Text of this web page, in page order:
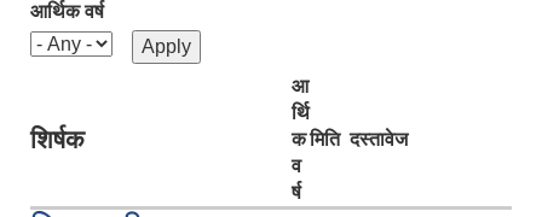
आर्थिक वर्ष
शिर्षक
आ
र्थि
क
व
र्ष
मिति दस्तावेज